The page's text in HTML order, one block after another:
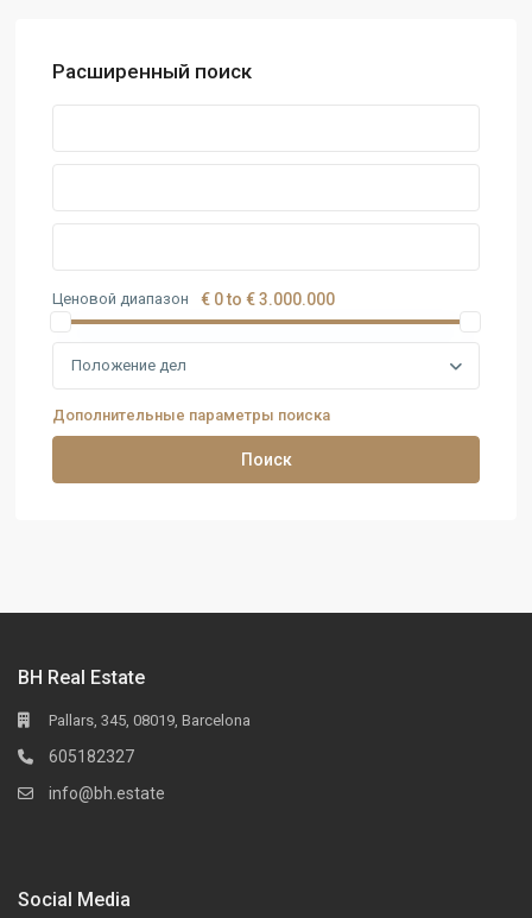
Расширенный поиск
Ценовой диапазон € 0 to € 3.000.000
Положение дел
Дополнительные параметры поиска
Поиск
BH Real Estate
Pallars, 345, 08019, Barcelona
605182327
info@bh.estate
Social Media